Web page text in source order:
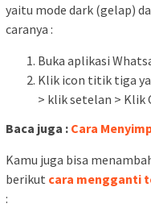
yaitu mode dark (gelap)
caranya :
Buka aplikasi
Klik icon titik tiga
> klik setelan > Klik
Baca juga : Cara
Kamu juga bisa
berikut cara mengganti
: